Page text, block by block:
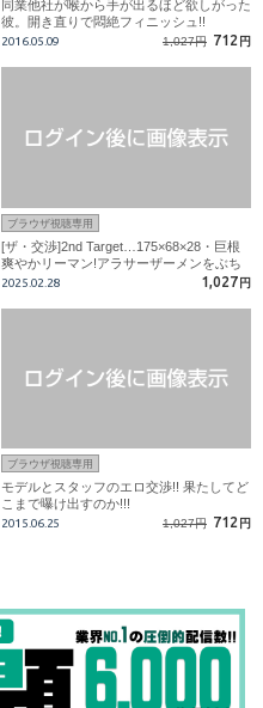
同業他社が喉から手が出るほど欲しがった
彼。開き直りで悶絶フィニッシュ!!
2016.05.09 1,027円 712 円
ブラウザ視聴専用
[ザ・交渉]2nd Target…175×68×28・巨根
爽やかリーマン!アラサーザーメンをぶち
まける!
2025.02.28 1,027 円
ブラウザ視聴専用
モデルとスタッフのエロ交渉!! 果たしてど
こまで曝け出すのか!!!
2015.06.25 1,027円 712 円